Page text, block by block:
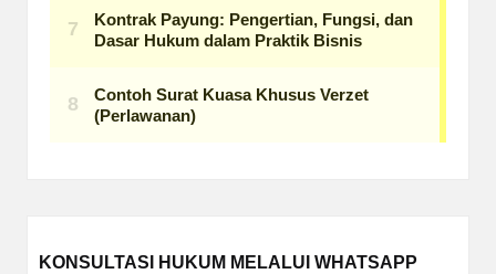
KONSULTASI HUKUM MELALUI WHATSAPP